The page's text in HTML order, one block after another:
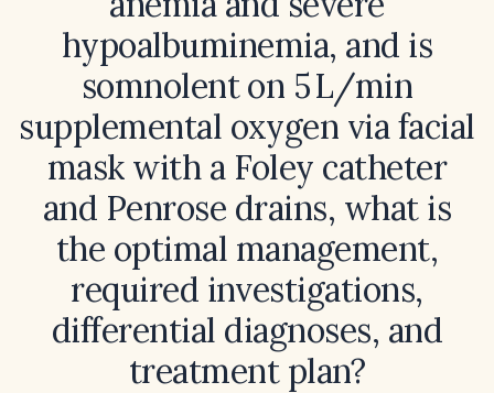
hypoalbuminemia, and is
somnolent on 5 L/min
supplemental oxygen via facial
mask with a Foley catheter
and Penrose drains, what is
the optimal management,
required investigations,
differential diagnoses, and
treatment plan?